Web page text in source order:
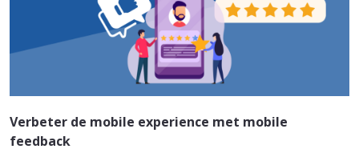
Verbeter de mobile experience met mobile
feedback